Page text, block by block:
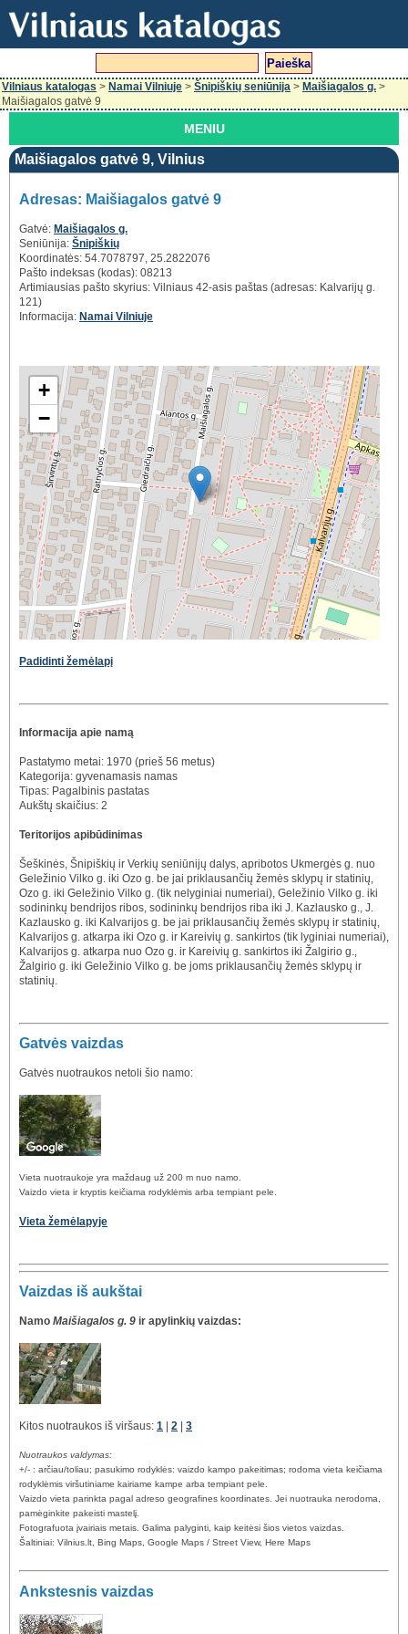
Vilniaus katalogas > Namai Vilniuje > Šnipiškių seniūnija > Maišiagalos g. >
Maišiagalos gatvė 9
MENIU
Maišiagalos gatvė 9, Vilnius
Adresas: Maišiagalos gatvė 9
Gatvė: Maišiagalos g.
Seniūnija: Šnipiškių
Koordinatės: 54.7078797, 25.2822076
Pašto indeksas (kodas): 08213
Artimiausias pašto skyrius: Vilniaus 42-asis paštas (adresas: Kalvarijų g.
121)
Informacija: Namai Vilniuje
+
−
Padidinti žemėlapį
Informacija apie namą
Pastatymo metai: 1970 (prieš 56 metus)
Kategorija: gyvenamasis namas
Tipas: Pagalbinis pastatas
Aukštų skaičius: 2
Teritorijos apibūdinimas
Šeškinės, Šnipiškių ir Verkių seniūnijų dalys, apribotos Ukmergės g. nuo
Geležinio Vilko g. iki Ozo g. be jai priklausančių žemės sklypų ir statinių,
Ozo g. iki Geležinio Vilko g. (tik nelyginiai numeriai), Geležinio Vilko g. iki
sodininkų bendrijos ribos, sodininkų bendrijos riba iki J. Kazlausko g., J.
Kazlausko g. iki Kalvarijos g. be jai priklausančių žemės sklypų ir statinių,
Kalvarijos g. atkarpa iki Ozo g. ir Kareivių g. sankirtos (tik lyginiai numeriai),
Kalvarijos g. atkarpa nuo Ozo g. ir Kareivių g. sankirtos iki Žalgirio g.,
Žalgirio g. iki Geležinio Vilko g. be joms priklausančių žemės sklypų ir
statinių.
Gatvės vaizdas
Gatvės nuotraukos netoli šio namo:
Vieta nuotraukoje yra maždaug už 200 m nuo namo.
Vaizdo vieta ir kryptis keičiama rodyklėmis arba tempiant pele.
Vieta žemėlapyje
Vaizdas iš aukštai
Namo Maišiagalos g. 9 ir apylinkių vaizdas:
Kitos nuotraukos iš viršaus: 1 2 3
Nuotraukos valdymas:
+/- : arčiau/toliau; pasukimo rodyklės: vaizdo kampo pakeitimas; rodoma vieta keičiama
rodyklėmis viršutiniame kairiame kampe arba tempiant pele.
Vaizdo vieta parinkta pagal adreso geografines koordinates. Jei nuotrauka nerodoma,
pamėginkite pakeisti mastelį.
Fotografuota įvairiais metais. Galima palyginti, kaip keitėsi šios vietos vaizdas.
Šaltiniai: Vilnius.lt, Bing Maps, Google Maps / Street View, Here Maps
Ankstesnis vaizdas